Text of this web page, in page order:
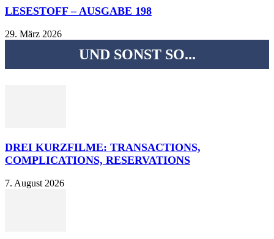
LESESTOFF – AUSGABE 198
29. März 2026
UND SONST SO...
DREI KURZFILME: TRANSACTIONS,
COMPLICATIONS, RESERVATIONS
7. August 2026